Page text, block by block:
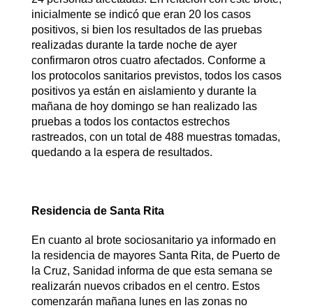
inicialmente se indicó que eran 20 los casos
positivos, si bien los resultados de las pruebas
realizadas durante la tarde noche de ayer
confirmaron otros cuatro afectados. Conforme a
los protocolos sanitarios previstos, todos los casos
positivos ya están en aislamiento y durante la
mañana de hoy domingo se han realizado las
pruebas a todos los contactos estrechos
rastreados, con un total de 488 muestras tomadas,
quedando a la espera de resultados.
Residencia de Santa Rita
En cuanto al brote sociosanitario ya informado en
la residencia de mayores Santa Rita, de Puerto de
la Cruz, Sanidad informa de que esta semana se
realizarán nuevos cribados en el centro. Estos
comenzarán mañana lunes en las zonas no